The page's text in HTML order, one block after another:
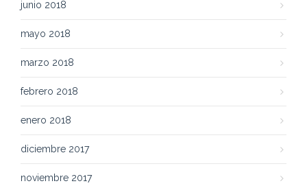
junio 2018
mayo 2018
marzo 2018
febrero 2018
enero 2018
diciembre 2017
noviembre 2017